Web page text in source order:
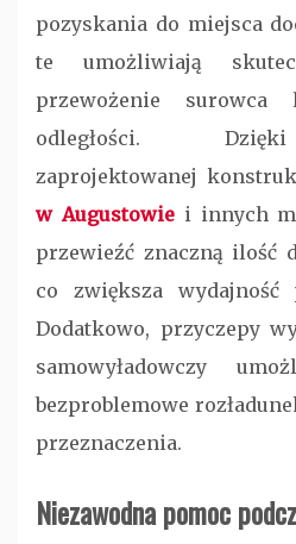
pozyskania do miejsca
te umożliwiają
przewożenie
odległości.
zaprojektowanej
w Augustowiei innych
przewieźć znaczną ilość
co zwiększa wydajność
Dodatkowo, przyczepy
samowyładowczy
bezproblemowe
przeznaczenia.
Niezawodna pomoc